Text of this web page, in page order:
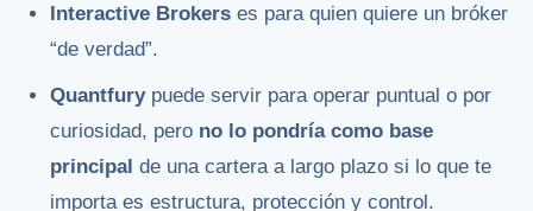
Interactive Brokers es para quien quiere un bróker
“de verdad”.
Quantfurypuede servir para operar puntual o por
curiosidad, pero no lo pondría como base
principal de una cartera a largo plazo si lo que te
importa es estructura, protección y control.